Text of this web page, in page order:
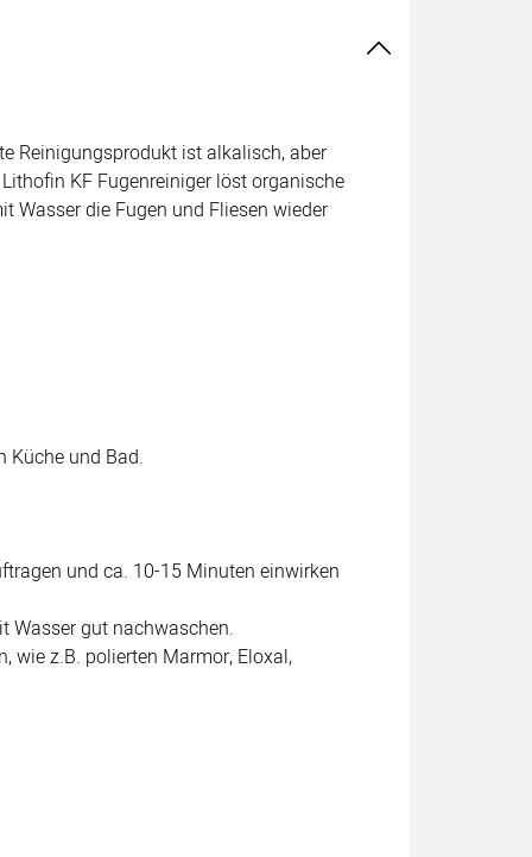
Reinigungsprodukt ist alkalisch, aber
KF Fugenreiniger löst organische
Wasser die Fugen und Fliesen wieder
Küche und Bad.
und ca. 10-15 Minuten einwirken
Wasser gut nachwaschen.
wie z.B. polierten Marmor, Eloxal,